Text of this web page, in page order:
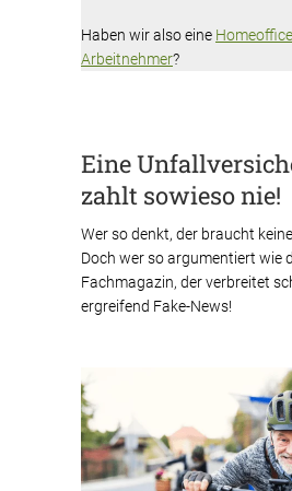
Haben wir also eine
Arbeitnehmer?
Eine
zahlt sowieso nie!
Wer so denkt, der braucht
Doch wer so argumentiert wie
Fachmagazin, der verbreitet
ergreifend Fake-News!